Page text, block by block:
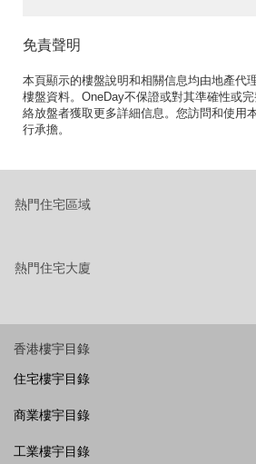
免責聲明
本頁顯示的樓盤說明和相關信息均由地產代
樓盤資料。OneDay不保證或對其準確性或
絡放盤者獲取更多詳細信息。您訪問和使用
行承擔。
熱門住宅區域
熱門住宅大廈
香港樓宇目錄
住宅樓宇目錄
商業樓宇目錄
工業樓宇目錄